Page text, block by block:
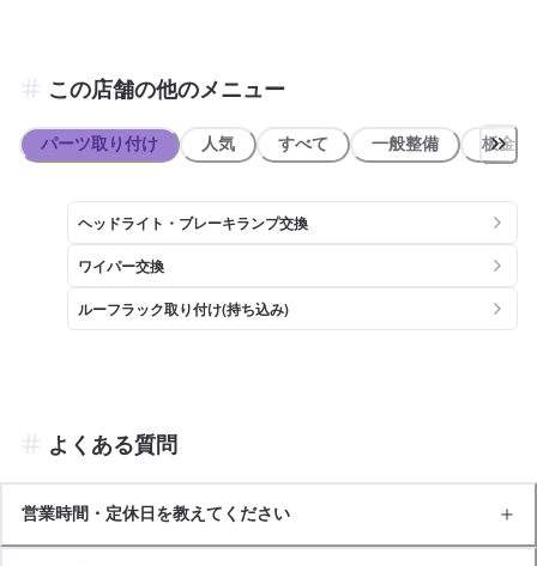
この店舗の他のメニュー
パーツ取り付け 人気 すべて 一般整備 板金系
ヘッドライト・ブレーキランプ交換
ワイパー交換
ルーフラック取り付け(持ち込み)
よくある質問
営業時間・定休日を教えてください